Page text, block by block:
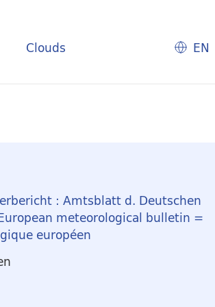
Clouds EN
: Amtsblatt d. Deutschen
meteorological bulletin =
européen